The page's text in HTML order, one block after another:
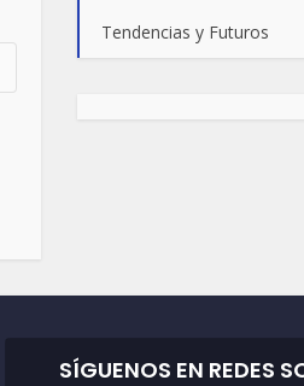
Tendencias y Futuros
SÍGUENOS EN REDES